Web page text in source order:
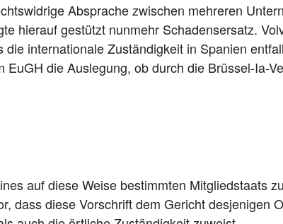
Abspra­che zwi­schen meh­re­ren
hier­auf gestützt nun­mehr Scha­dens­er­satz.
inter­na­tio­na­le Zustän­dig­keit in Spa­ni­en
die Aus­le­gung, ob durch die Brüs­sel-Ia-
auf die­se Wei­se bestimm­ten Mit­glied­staats
dass die­se Vor­schrift dem Gericht des­je­ni­gen